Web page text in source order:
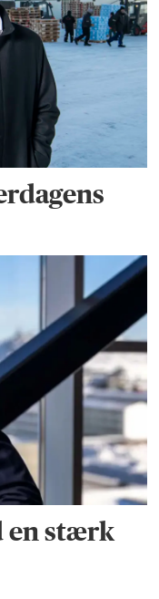
en stærk